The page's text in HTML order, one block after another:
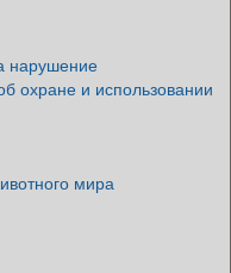
нарушение
охране и использовании
мира